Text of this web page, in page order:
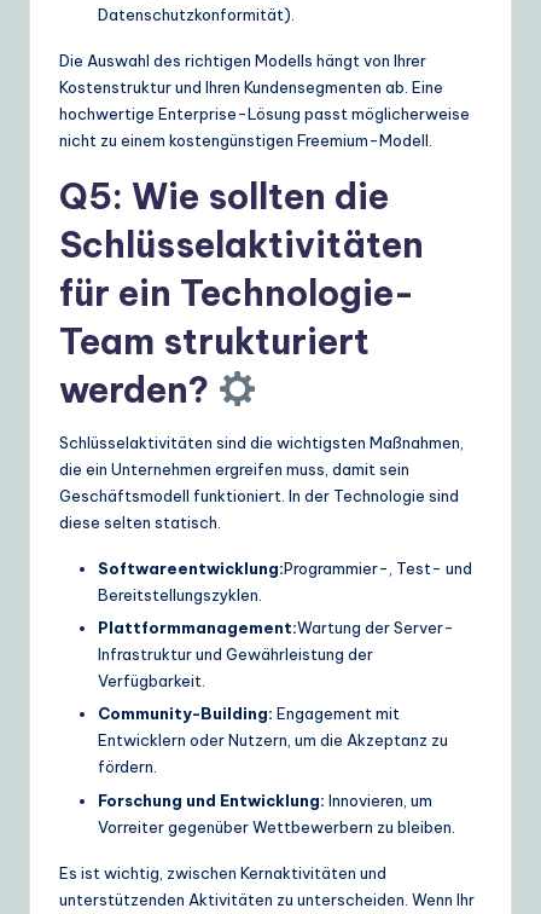
Datenschutzkonformität).
Die Auswahl des richtigen Modells hängt von Ihrer
Kostenstruktur und Ihren Kundensegmenten ab. Eine
hochwertige Enterprise-Lösung passt möglicherweise
nicht zu einem kostengünstigen Freemium-Modell.
Q5: Wie sollten die
Schlüsselaktivitäten
für ein Technologie-
Team strukturiert
werden?
Schlüsselaktivitäten sind die wichtigsten Maßnahmen,
die ein Unternehmen ergreifen muss, damit sein
Geschäftsmodell funktioniert. In der Technologie sind
diese selten statisch.
Softwareentwicklung:Programmier-, Test- und
Bereitstellungszyklen.
Plattformmanagement:Wartung der Server-
Infrastruktur und Gewährleistung der
Verfügbarkeit.
Community-Building: Engagement mit
Entwicklern oder Nutzern, um die Akzeptanz zu
fördern.
Forschung und Entwicklung: Innovieren, um
Vorreiter gegenüber Wettbewerbern zu bleiben.
Es ist wichtig, zwischen Kernaktivitäten und
unterstützenden Aktivitäten zu unterscheiden. Wenn Ihr